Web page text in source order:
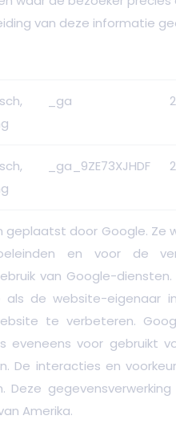
van deze informatie
_ga
_ga_9ZE73XJHDF
geplaatst door Google. Ze
en voor de
van Google-
als de website-eigenaar
te verbeteren.
eveneens voor gebruikt
De interacties en
Deze
Amerika.